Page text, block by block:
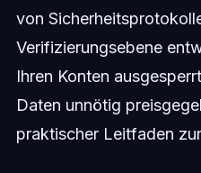
von
Verifizierungsebene
Ihren Konten
Daten unnötig
praktischer Leitfaden